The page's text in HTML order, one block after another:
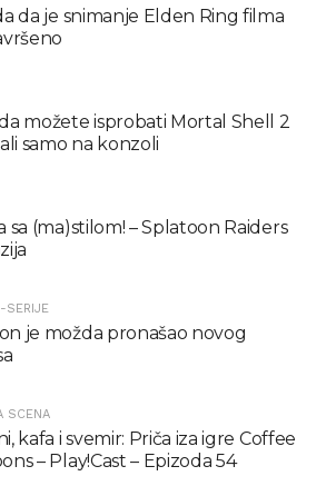
da je snimanje Elden Ring filma
možete isprobati Mortal Shell 2
samo na konzoli
sa (ma)stilom! – Splatoon Raiders
SERIJE
je možda pronašao novog
SCENA
kafa i svemir: Priča iza igre Coffee
– Play!Cast – Epizoda 54